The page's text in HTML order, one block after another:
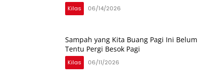
Kilas 06/14/2026
Sampah yang Kita Buang Pagi Ini Belum
Tentu Pergi Besok Pagi
Kilas 06/11/2026